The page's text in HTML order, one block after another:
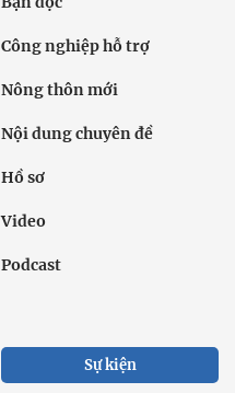
Công nghiệp hỗ trợ
Nông thôn mới
Nội dung chuyên đề
Hồ sơ
Video
Podcast
Sự kiện